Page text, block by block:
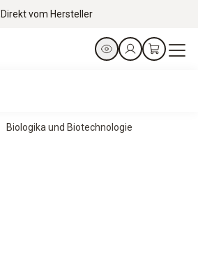
Direkt vom Hersteller
Biologika und Biotechnologie